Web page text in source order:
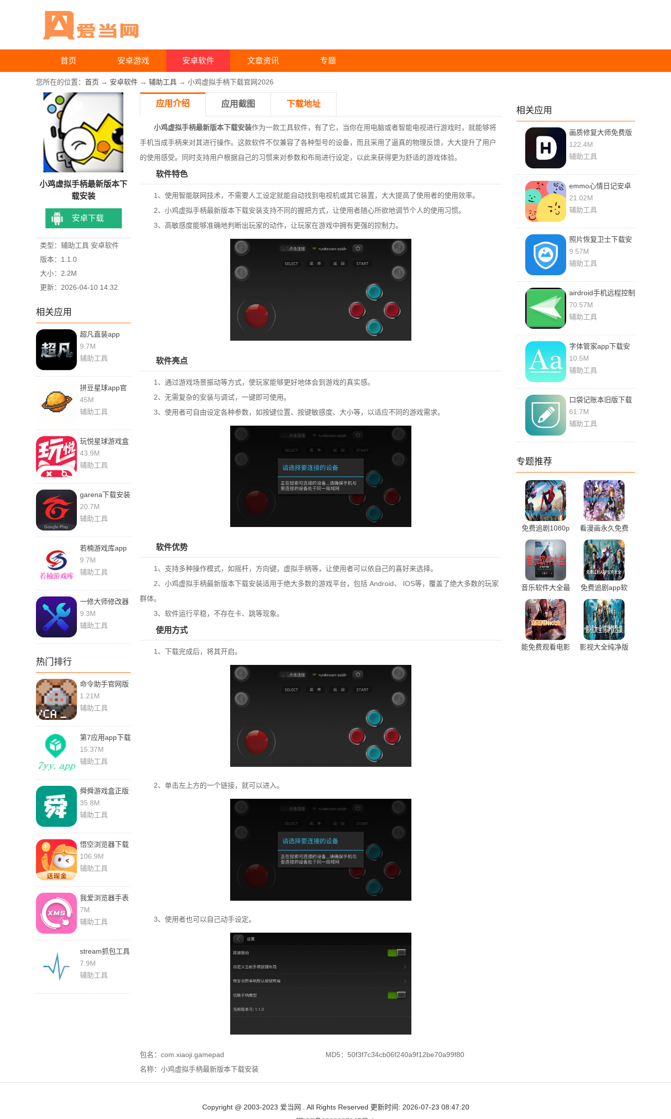
首页 安卓游戏 安卓软件 文章资讯 专题
您所在的位置： 首页 → 安卓软件 → 辅助工具 → 小鸡虚拟手柄下载官网2026
小鸡虚拟手柄最新版本下
载安装
安卓下载
类型：辅助工具 安卓软件
版本：1.1.0
大小：2.2M
更新：2026-04-10 14:32
相关应用
超凡直装app
9.7M
辅助工具
拼豆星球app官
方版
45M
辅助工具
玩悦星球游戏盒
子app
43.9M
辅助工具
garena下载安装
官方中文
20.7M
辅助工具
若楠游戏库app
9.7M
辅助工具
一修大师修改器
手机版
9.3M
辅助工具
热门排行
命令助手官网版
下载最新版
1.21M
辅助工具
第7应用app下载
安装安卓版
15.37M
辅助工具
舜舜游戏盒正版
官方下载
35.8M
辅助工具
悟空浏览器下载
安装官方正版
106.9M
辅助工具
我爱浏览器手表
版下载安装
7M
辅助工具
stream抓包工具
免费版
7.9M
辅助工具
应用介绍 应用截图 下载地址
小鸡虚拟手柄最新版本下载安装作为一款工具软件，有了它，当你在用电脑或者智能电视进行游戏时，就能够将
手机当成手柄来对其进行操作。这款软件不仅兼容了各种型号的设备，而且采用了逼真的物理反馈，大大提升了用户
的使用感受。同时支持用户根据自己的习惯来对参数和布局进行设定，以此来获得更为舒适的游戏体验。
软件特色
1、使用智能联网技术，不需要人工设定就能自动找到电视机或其它装置，大大提高了使用者的使用效率。
2、 小鸡虚拟手柄最新版本下载安装支持不同的握把方式，让使用者随心所欲地调节个人的使用习惯。
3、高敏感度能够准确地判断出玩家的动作，让玩家在游戏中拥有更强的控制力。
软件亮点
1、通过游戏场景振动等方式，使玩家能够更好地体会到游戏的真实感。
2、无需复杂的安装与调试，一键即可使用。
3、使用者可自由设定各种参数，如按键位置、按键敏感度、大小等，以适应不同的游戏需求。
软件优势
1、支持多种操作模式，如摇杆，方向键，虚拟手柄等，让使用者可以依自己的喜好来选择。
2、 小鸡虚拟手柄最新版本下载安装适用于绝大多数的游戏平台，包括 Android、 IOS等，覆盖了绝大多数的玩家
群体。
3、软件运行平稳，不存在卡、跳等现象。
使用方式
1、下载完成后，将其开启。
2、单击左上方的一个链接，就可以进入。
3、使用者也可以自己动手设定。
包名：com.xiaoji.gamepad
MD5：50f3f7c34cb06f240a9f12be70a99f80
名称：小鸡虚拟手柄最新版本下载安装
相关应用
画质修复大师免费版
122.4M
辅助工具
emmo心情日记安卓
版
21.02M
辅助工具
照片恢复卫士下载安
卓版
9.57M
辅助工具
airdroid手机远程控制
手机
70.57M
辅助工具
字体管家app下载安
装免费版
10.5M
辅助工具
口袋记账本旧版下载
61.7M
辅助工具
专题推荐
免费追剧1080p
蓝光影视软件大
全最新推荐
看漫画永久免费
软件合集推荐
音乐软件大全最
新热门推荐
免费追剧app软
件大全最新推荐
能免费观看电影
影视大全纯净版
Copyright @ 2003-2023 爱当网 . All Rights Reserved 更新时间: 2026-07-23 08:47:20